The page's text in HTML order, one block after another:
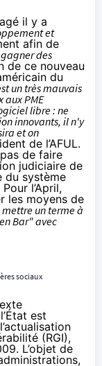
il y a
et
afin de
des
de ce nouveau
du
un très mauvais
aux PME
libre : ne
innovants, il n'y
et on
de l’AFUL.
de faire
judiciaire de
du système
l’April,
les moyens de
mettre un terme à
Bar" avec
sociaux
l’État est
(RGI),
L’objet de